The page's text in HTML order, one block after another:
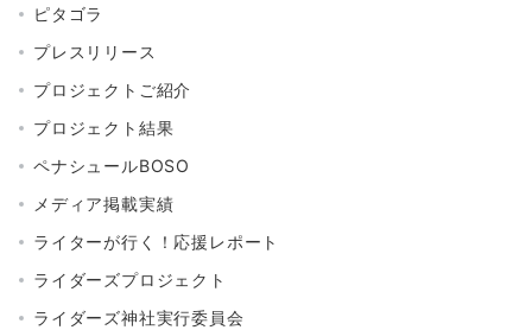
ピタゴラ
プレスリリース
プロジェクトご紹介
プロジェクト結果
ペナシュールBOSO
メディア掲載実績
ライターが行く！応援レポート
ライダーズプロジェクト
ライダーズ神社実行委員会